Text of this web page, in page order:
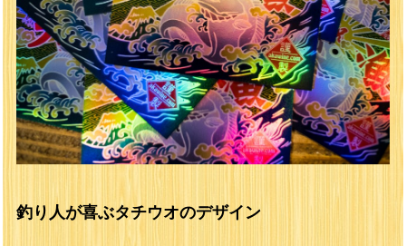
釣り人が喜ぶタチウオのデザイン